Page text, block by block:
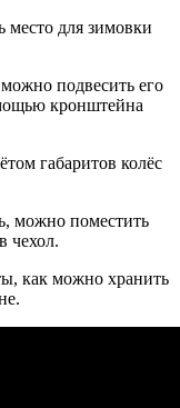
место для зимовки
подвесить его
кронштейна
габаритов колёс
можно поместить
чехол.
как можно хранить